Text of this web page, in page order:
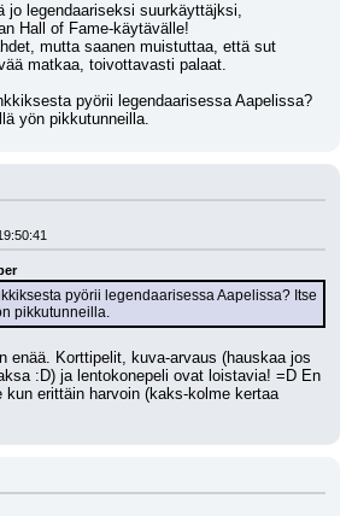
jo legendaariseksi suurkäyttäjksi,
Hall of Fame-käytävälle!
mutta saanen muistuttaa, että sut
matkaa, toivottavasti palaat.
pyörii legendaarisessa Aapelissa?
yön pikkutunneilla.
pyörii legendaarisessa Aapelissa? Itse
pikkutunneilla.
enää. Korttipelit, kuva-arvaus (hauskaa jos
:D) ja lentokonepeli ovat loistavia! =D En
kun erittäin harvoin (kaks-kolme kertaa